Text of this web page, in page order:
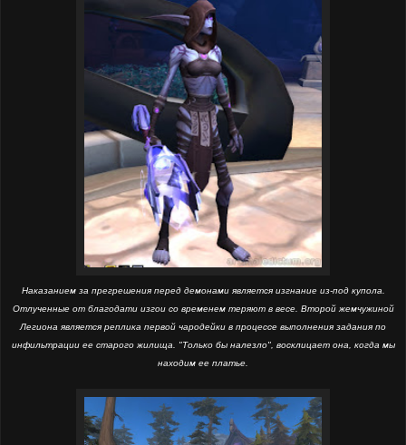
Наказанием за прегрешения перед демонами является изгнание из-под купола.
Отлученные от благодати изгои со временем теряют в весе. Второй жемчужиной
Легиона является реплика первой чародейки в процессе выполнения задания по
инфильтрации ее старого жилища. "Только бы налезло", восклицает она, когда мы
находим ее платье.